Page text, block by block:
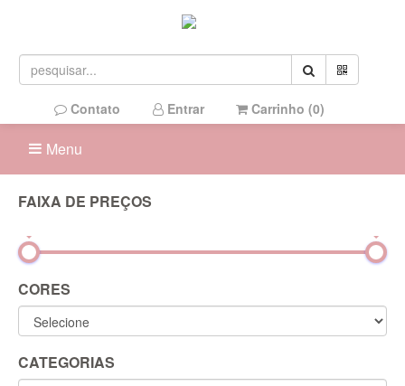
Contato Entrar Carrinho (0)
Menu
FAIXA DE PREÇOS
CORES
CATEGORIAS